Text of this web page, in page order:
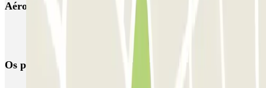
Aéroport de Beauvais (BVA)
Reservar parque de estacionamento em Aeroporto de Paris
Os parques de estacionamento mais reservados